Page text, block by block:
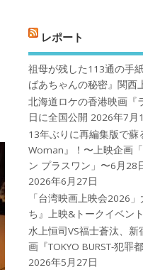
レポート
祖母が残した113通の手
ばあちゃんの秘密』関西
北海道ロケの香港映画『
日に全国公開 2026年7月
13年ぶりに再編集版で蘇
Woman』！〜上映企画
ン プラスワン」〜6月28
2026年6月27日
「台湾映画上映会2026
ち』上映&トークイベント
水上恒司VS福士蒼汰、
画『TOKYO BURST-犯罪
2026年5月27日